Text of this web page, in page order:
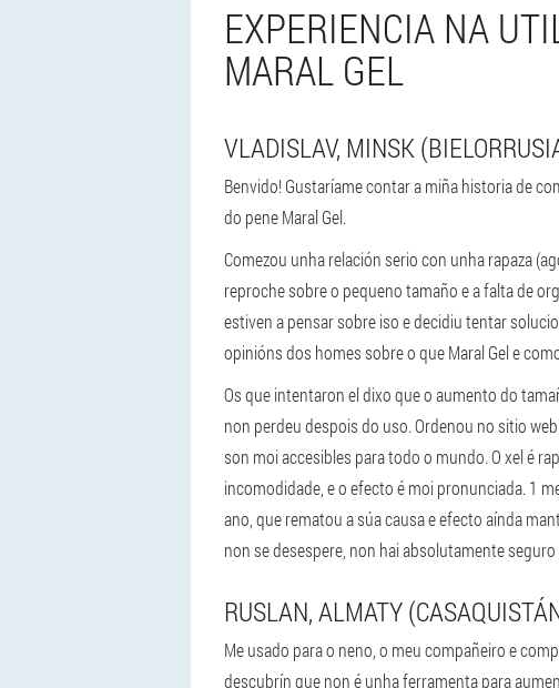
EXPERIENCIA NA
MARAL GEL
VLADISLAV, MINSK
Benvido! Gustaríame contar a miña historia de
do pene Maral Gel.
Comezou unha relación serio con unha rapaza
reproche sobre o pequeno tamaño e a falta de
estiven a pensar sobre iso e decidiu tentar
opinións dos homes sobre o que Maral Gel e
Os que intentaron el dixo que o aumento do
non perdeu despois do uso. Ordenou no sitio
son moi accesibles para todo o mundo. O xel é
incomodidade, e o efecto é moi pronunciada. 1
ano, que rematou a súa causa e efecto aínda
non se desespere, non hai absolutamente
RUSLAN, ALMATY
Me usado para o neno, o meu compañeiro e
descubrín que non é unha ferramenta para